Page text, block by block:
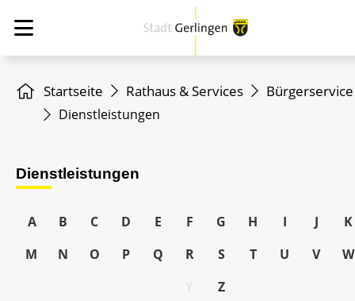
Startseite Rathaus & Services Bürgerservice
Dienstleistungen
Dienstleistungen
A B C D E F G H I J
K
M
N O P Q R S T U V
W
Z